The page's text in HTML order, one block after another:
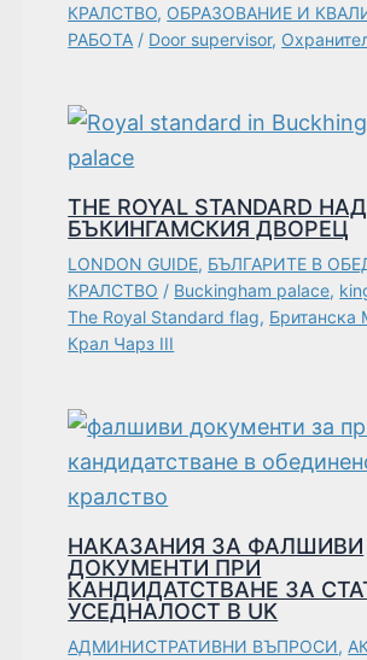
КРАЛСТВО, ОБРАЗОВАНИЕ И
РАБОТА / Door supervisor,
THE ROYAL STANDARD НАД
БЪКИНГАМСКИЯ ДВОРЕЦ
LONDON GUIDE, БЪЛГАРИТЕ В
КРАЛСТВО / Buckingham palace,
The Royal Standard flag, Британска
Крал Чарз III
НАКАЗАНИЯ ЗА ФАЛШИВИ
ДОКУМЕНТИ ПРИ
КАНДИДАТСТВАНЕ ЗА
УСЕДНАЛОСТ В UK
АДМИНИСТРАТИВНИ ВЪПРОСИ,